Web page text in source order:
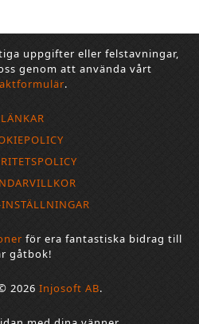
uppgifter eller felstavningar,
genom att använda vårt
.
LÄNKAR
för era fantastiska bidrag till
gåtbok!
2026 Injosoft AB.